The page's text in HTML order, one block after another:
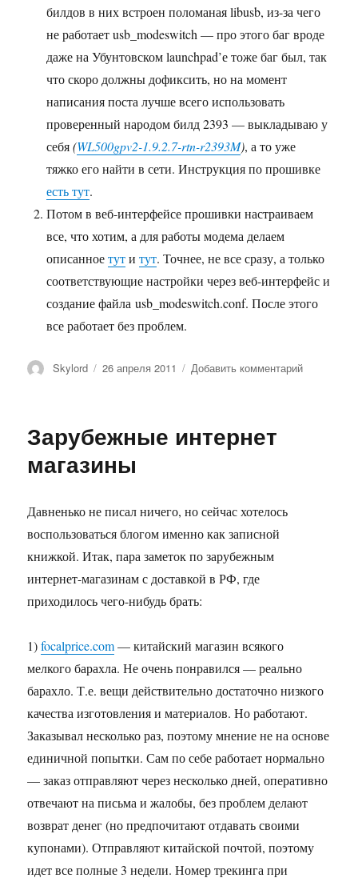
билдов в них встроен поломаная libusb, из-за чего
не работает usb_modeswitch — про этого баг вроде
даже на Убунтовском launchpad’е тоже баг был, так
что скоро должны дофиксить, но на момент
написания поста лучше всего использовать
проверенный народом билд 2393 — выкладываю у
себя(WL500gpv2-1.9.2.7-rtn-r2393M), а то уже
тяжко его найти в сети. Инструкция по прошивке
есть тут.
Потом в веб-интерфейсе прошивки настраиваем
все, что хотим, а для работы модема делаем
описанноетутитут. Точнее, не все сразу, а только
соответствующие настройки через веб-интерфейс и
создание файла usb_modeswitch.conf. После этого
все работает без проблем.
Автор
Skylord Опубликовано
26 апреля 2011 Добавить комментарийк
Зарубежные интернет
магазины
Давненько не писал ничего, но сейчас хотелось
воспользоваться блогом именно как записной
книжкой. Итак, пара заметок по зарубежным
интернет-магазинам с доставкой в РФ, где
приходилось чего-нибудь брать:
1)focalprice.com— китайский магазин всякого
мелкого барахла. Не очень понравился — реально
барахло. Т.е. вещи действительно достаточно низкого
качества изготовления и материалов. Но работают.
Заказывал несколько раз, поэтому мнение не на основе
единичной попытки. Сам по себе работает нормально
— заказ отправляют через несколько дней, оперативно
отвечают на письма и жалобы, без проблем делают
возврат денег (но предпочитают отдавать своими
купонами). Отправляют китайской почтой, поэтому
идет все полные 3 недели. Номер трекинга при